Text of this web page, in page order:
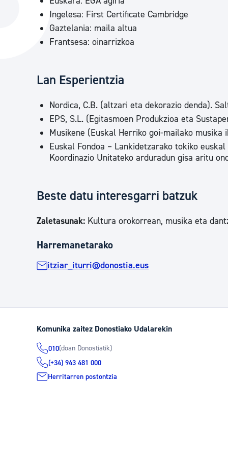
Hiria
Hiria orain
Ingelesa: First Certificate Cambridge
Gaztelania: maila altua
Frantsesa: oinarrizkoa
Lan Esperientzia
Nordica, C.B. (altzari eta dekorazio denda).
EPS, S.L. (Egitasmoen Produkzioa eta
Musikene (Euskal Herriko goi-mailako
Euskal Fondoa – Lankidetzarako tokiko
Koordinazio Unitateko arduradun gisa aritu
Beste datu interesgarri batzuk
Zaletasunak: Kultura orokorrean, musika eta
Harremanetarako
itziar_iturri@donostia.eus
Komunika zaitez Donostiako Udalarekin
010(doan Donostiatik)
(+34) 943 481 000
Herritarren postontzia